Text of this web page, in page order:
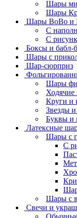
Шары
Шары
Шары BoBo и
С
С
Боксы и бабл-
Шары с
Шар-сюрприз
Шары
Круги и
Звезды
Буквы и
Латексные
Шары с
С
Шары с
Свечи и